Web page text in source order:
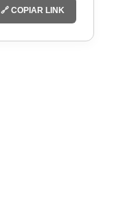
🔗 COPIAR LINK